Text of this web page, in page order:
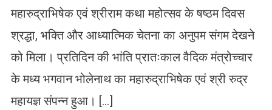
महारुद्राभिषेक एवं श्रीराम कथा महोत्सव के षष्ठम दिवस
श्रद्धा, भक्ति और आध्यात्मिक चेतना का अनुपम संगम देखने
को मिला। प्रतिदिन की भांति प्रातःकाल वैदिक मंत्रोच्चार
के मध्य भगवान भोलेनाथ का महारुद्राभिषेक एवं श्री रुद्र
महायज्ञ संपन्न हुआ। […]